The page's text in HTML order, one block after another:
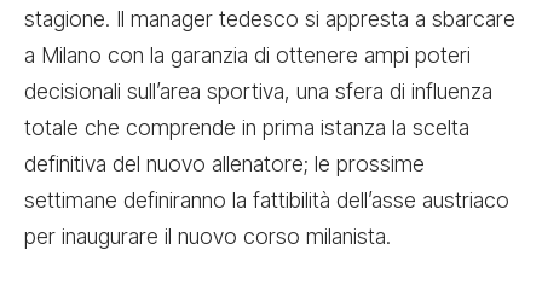
stagione. Il manager tedesco si appresta a sbarcare
a Milano con la garanzia di ottenere ampi poteri
decisionali sull’area sportiva, una sfera di influenza
totale che comprende in prima istanza la scelta
definitiva del nuovo allenatore; le prossime
settimane definiranno la fattibilità dell’asse austriaco
per inaugurare il nuovo corso milanista.